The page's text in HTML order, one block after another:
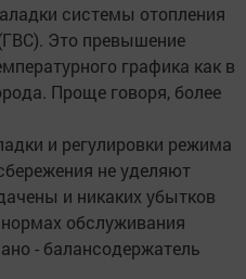
системы отопления
Это превышение
графика как в
Проще говоря, более
и регулировки режима
не уделяют
и никаких убытков
обслуживания
- балансодержатель